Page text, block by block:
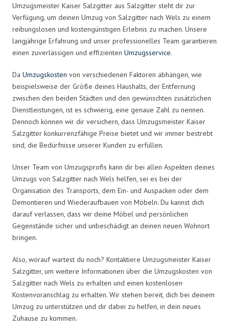
Umzugsmeister Kaiser Salzgitter aus Salzgitter steht dir zur
Verfügung, um deinen Umzug von Salzgitter nach Wels zu einem
reibungslosen und kostengünstigen Erlebnis zu machen. Unsere
langjährige Erfahrung und unser professionelles Team garantieren
einen zuverlässigen und effizienten Umzugsservice.
Da Umzugskosten von verschiedenen Faktoren abhängen, wie
beispielsweise der Größe deines Haushalts, der Entfernung
zwischen den beiden Städten und den gewünschten zusätzlichen
Dienstleistungen, ist es schwierig, eine genaue Zahl zu nennen.
Dennoch können wir dir versichern, dass Umzugsmeister Kaiser
Salzgitter konkurrenzfähige Preise bietet und wir immer bestrebt
sind, die Bedürfnisse unserer Kunden zu erfüllen.
Unser Team von Umzugsprofis kann dir bei allen Aspekten deines
Umzugs von Salzgitter nach Wels helfen, sei es bei der
Organisation des Transports, dem Ein- und Auspacken oder dem
Demontieren und Wiederaufbauen von Möbeln. Du kannst dich
darauf verlassen, dass wir deine Möbel und persönlichen
Gegenstände sicher und unbeschädigt an deinen neuen Wohnort
bringen.
Also, worauf wartest du noch? Kontaktiere Umzugsmeister Kaiser
Salzgitter, um weitere Informationen über die Umzugskosten von
Salzgitter nach Wels zu erhalten und einen kostenlosen
Kostenvoranschlag zu erhalten. Wir stehen bereit, dich bei deinem
Umzug zu unterstützen und dir dabei zu helfen, in dein neues
Zuhause zu kommen.